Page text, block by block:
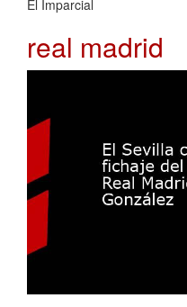
El Imparcial
real madrid